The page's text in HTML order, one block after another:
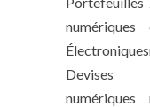
numériques
Électroniques
Devises
numériques